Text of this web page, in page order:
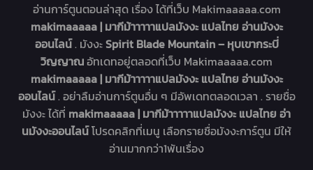
อ่านการ์ตูนตอนล่าสุด เรื่องได้ที่เว็บ Makimaaaaa.com
makimaaaaa | มากีม้าาาาาแปลมังงะ แปลไทย อ่านมังงะ
ออนไลน์. มังงะSpirit Blade Mountain – หุบเขากระบี่
วิญญาณอัทเดทอยู่ตลอดที่เว็บ Makimaaaaa.com
makimaaaaa | มากีม้าาาาาแปลมังงะ แปลไทย อ่านมังงะ
ออนไลน์. อย่าลืมอ่านการ์ตูนอื่น ๆ มีอัพเดทตลอดเวลา . รายชื่อ
มังงะ ได้ที่ makimaaaaa | มากีม้าาาาาแปลมังงะ แปลไทย อ่า
นมังงะออนไลน์โปรดคลิกที่เมนู เลือกรายชื่อมังงะการ์ตูน มีให้
อ่านมากกว่า1พันเรื่อง